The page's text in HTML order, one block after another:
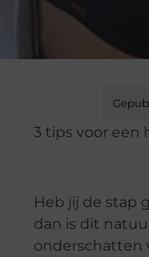
3 tips voor een
Heb jij de stap
dan is dit
onderschatten